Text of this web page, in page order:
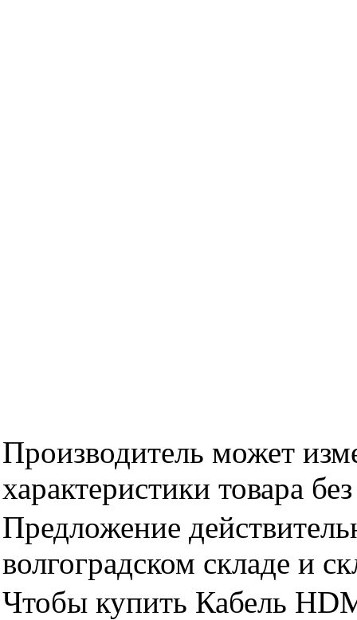
Производитель может
характеристики товара
Предложение
волгоградском складе и
Чтобы купить Кабель